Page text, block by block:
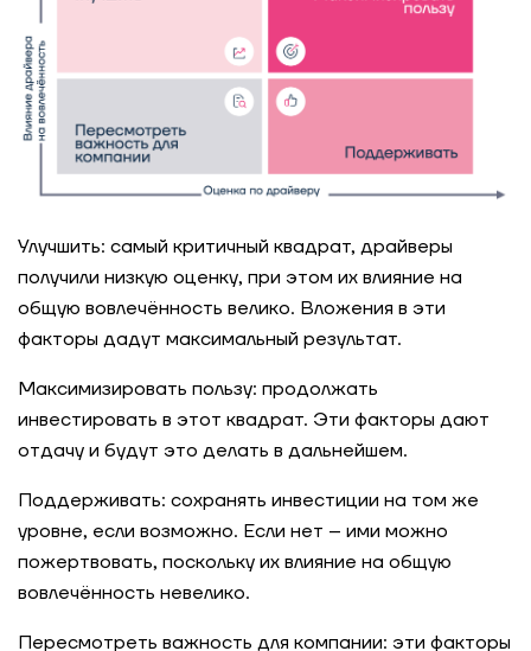
Улучшить: самый критичный квадрат, драйверы
получили низкую оценку, при этом их влияние на
общую вовлечённость велико. Вложения в эти
факторы дадут максимальный результат.
Максимизировать пользу: продолжать
инвестировать в этот квадрат. Эти факторы дают
отдачу и будут это делать в дальнейшем.
Поддерживать: сохранять инвестиции на том же
уровне, если возможно. Если нет – ими можно
пожертвовать, поскольку их влияние на общую
вовлечённость невелико.
Пересмотреть важность для компании: эти факторы